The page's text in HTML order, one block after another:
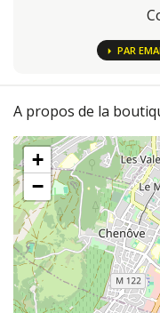
PAR
A propos de la
+
−